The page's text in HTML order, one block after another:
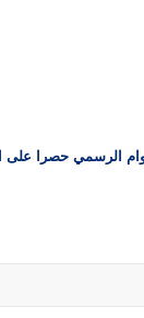
الرسمي حصرا على